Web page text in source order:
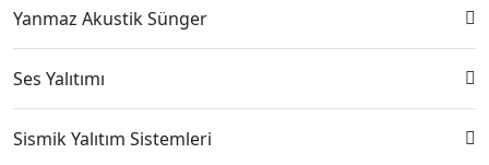
Yanmaz Akustik Sünger
Ses Yalıtımı
Sismik Yalıtım Sistemleri